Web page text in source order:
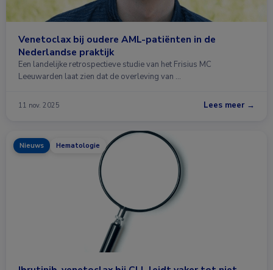
Venetoclax bij oudere AML-patiënten in de
Nederlandse praktijk
Een landelijke retrospectieve studie van het Frisius MC
Leeuwarden laat zien dat de overleving van …
11 nov. 2025 Lees meer →
Nieuws Hematologie